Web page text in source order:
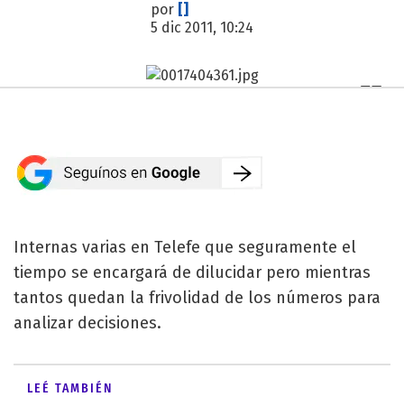
por []
5 dic 2011, 10:24
Internas varias en Telefe que seguramente el
tiempo se encargará de dilucidar pero mientras
tantos quedan la frivolidad de los números para
analizar decisiones.
LEÉ TAMBIÉN